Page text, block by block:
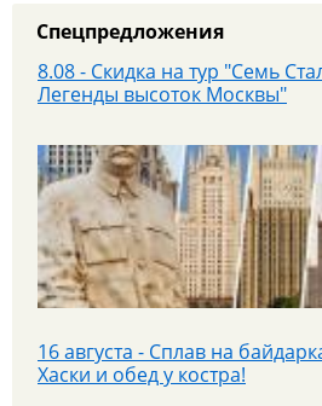
25 июля - Приглашаем на
Парк «Патриот»!
Спецпредложения
8.08 - Скидка на тур "Семь
Легенды высоток Москвы"
16 августа - Сплав на
Хаски и обед у костра!